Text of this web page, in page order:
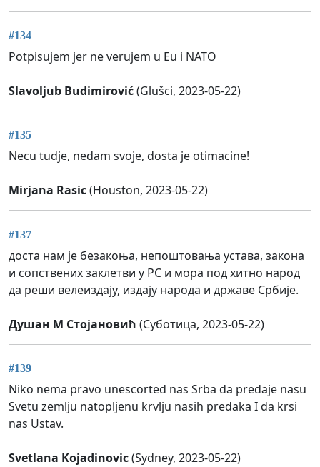
#134
Potpisujem jer ne verujem u Eu i NATO
Slavoljub Budimirović(Glušci, 2023-05-22)
#135
Necu tudje, nedam svoje, dosta je otimacine!
Mirjana Rasic(Houston, 2023-05-22)
#137
доста нам је безакоња, непоштовања устава, закона
и сопствених заклетви у РС и мора под хитно народ
да реши велеиздају, издају народа и државе Србије.
Душан М Стојановић (Суботица, 2023-05-22)
#139
Niko nema pravo unescorted nas Srba da predaje nasu
Svetu zemlju natopljenu krvlju nasih predaka I da krsi
nas Ustav.
Svetlana Kojadinovic(Sydney, 2023-05-22)